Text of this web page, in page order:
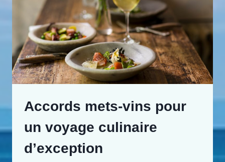
Accords mets-vins pour
un voyage culinaire
d’exception